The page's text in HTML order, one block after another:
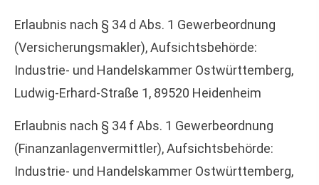
Erlaubnis nach § 34 d Abs. 1 Gewerbeordnung
(Ver­sicherungs­makler), Aufsichtsbehörde:
Industrie- und Handelskammer Ostwürttemberg,
Ludwig-Erhard-Straße 1, 89520 Heidenheim
Erlaubnis nach § 34 f Abs. 1 Gewerbeordnung
(Finanzanlagenvermittler), Aufsichtsbehörde:
Industrie- und Handelskammer Ostwürttemberg,